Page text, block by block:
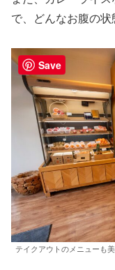
で、どんなお腹の状
テイクアウトのメニューも
Save